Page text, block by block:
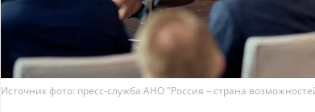
Источник фото: пресс-служба АНО "Россия – страна